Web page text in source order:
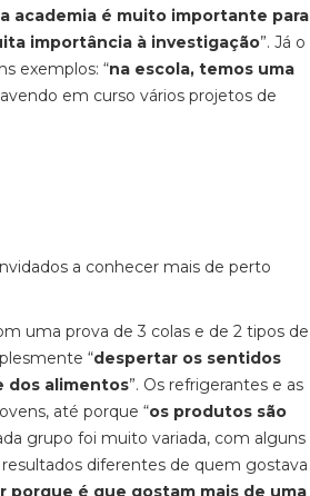
a academia é muito importante para
importância à investigação”. Já o
exemplos: “na escola, temos uma
em curso vários projetos de
a conhecer mais de perto
uma prova de 3 colas e de 2 tipos de
“despertar os sentidos
dos alimentos”. Os refrigerantes e as
até porque “os produtos são
grupo foi muito variada, com alguns
diferentes de quem gostava
porque é que gostam mais de uma